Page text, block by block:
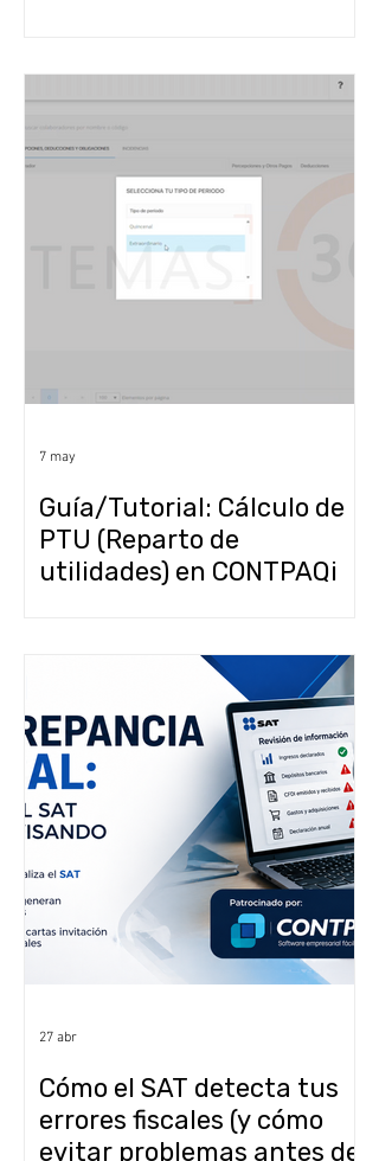
Guía/Tutorial: Cálculo de
PTU (Reparto de
utilidades) en CONTPAQi
7 may
Cómo el SAT detecta tus
errores fiscales (y cómo
evitar problemas antes de
27 abr